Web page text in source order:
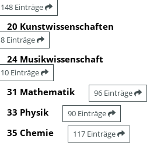
148 Einträge
20 Kunstwissenschaften
8 Einträge
24 Musikwissenschaft
10 Einträge
31 Mathematik 96 Einträge
33 Physik 90 Einträge
35 Chemie 117 Einträge